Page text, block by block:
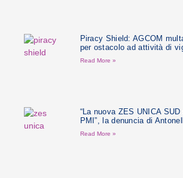
Piracy Shield: AGCOM
per ostacolo ad attività di
Read More »
“La nuova ZES UNICA
PMI”, la denuncia di
Read More »